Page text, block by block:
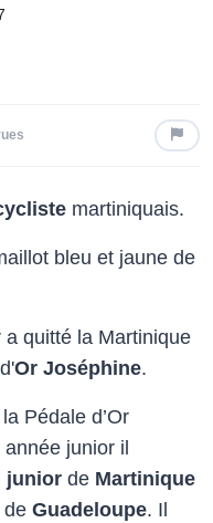
martiniquais.
bleu et jaune de
quitté la Martinique
d'Or Joséphine.
Pédale d’Or
junior il
junior de Martinique
de Guadeloupe. Il